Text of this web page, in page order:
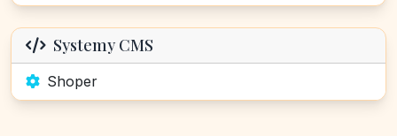
Systemy CMS
Shoper